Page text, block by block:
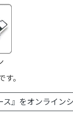
。
ス』をオンライン